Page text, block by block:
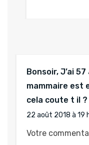
Bonsoir, J’ai
mammaire est
cela coute t il ?
22 août 2018 à 19
Votre